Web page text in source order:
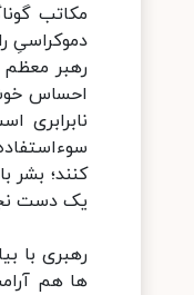
مکاتب
‌دموکراسیِ
رهبر معظم
احساس
نابرابری
کنند؛ بشر
یک دست
رهبری با
ها هم